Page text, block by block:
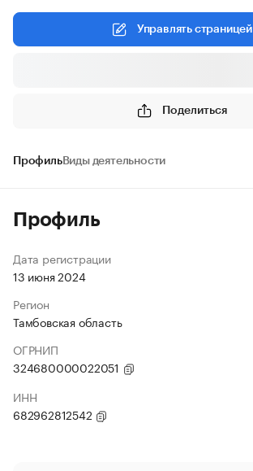
Управлять страницей
Поделиться
ПрофильВиды деятельности
Профиль
Дата регистрации
13 июня 2024
Регион
Тамбовская область
ОГРНИП
324680000022051
ИНН
682962812542